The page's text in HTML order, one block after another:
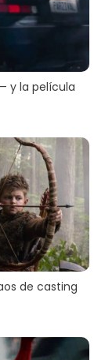
y la película
de casting